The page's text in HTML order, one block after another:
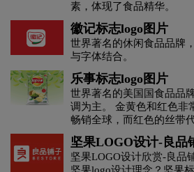
服装logo设计 服装标志logo设计
护肤品logo设计 粉红色logo设计
G字母汉字酒店logo设计 国logo
航空logo设计 化妆品logo设计
H字母汉字酒店logo设计 H字母
素，体现了食品精华。
徽记标志logo图片
世界著名的休闲食品品牌
与字体结合。
乐事标志logo图片
世界著名的美国国食品品
调为主。 金黄色和红色非
畅销全球，而红色的丝带
Lay's英文是乐事的品牌名
坚果LOGO设计-良品
坚果LOGO设计欣赏-良品